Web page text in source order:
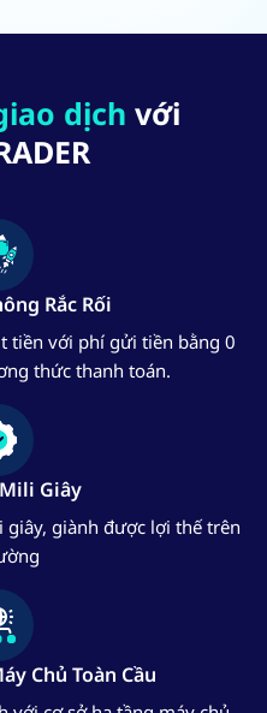
dịch với
Rắc Rối
tiền với phí gửi tiền bằng 0
thức thanh toán.
Giây
giành được lợi thế trên
Chủ Toàn Cầu